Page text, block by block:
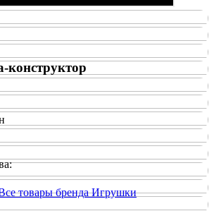
товары бренда Игрушки